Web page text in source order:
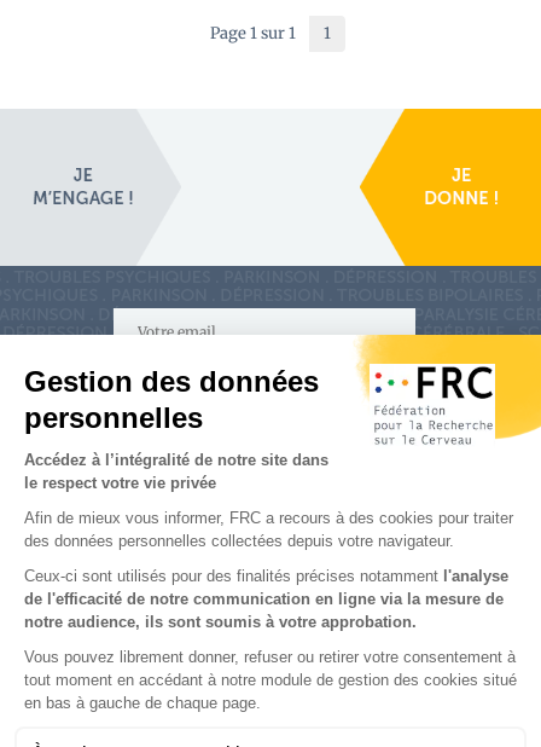
Page 1 sur 1 1
S'inscrire à la newsletter
les réseaux sociaux
Partenaires & Mécènes